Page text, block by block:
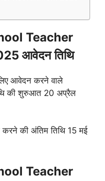
Teacher
आवेदन तिथि
आवेदन करने वाले
की शुरुआत 20 अप्रैल
की अंतिम तिथि 15 मई
Teacher